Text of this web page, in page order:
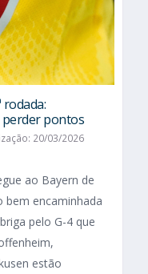
rodada:
pontos
20/03/2026
ao Bayern de
bem encaminhada
pelo G-4 que
estão